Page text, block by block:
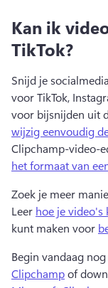
Kan ik
TikTok?
Snijd je
voor TikTok,
voor bijsnijden uit
wijzig eenvoudig
Clipchamp-video-
het formaat van
Leer hoe je video's
kunt maken voor
Begin vandaag
Clipchamp of